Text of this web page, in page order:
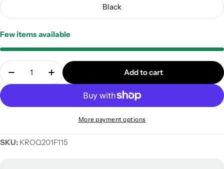
Black
Few items available
Quantity
Decrease quantity for Rose-One square ceiling
Increase quantity for Rose-One square
Add to cart
More payment options
SKU: KROQ201F115